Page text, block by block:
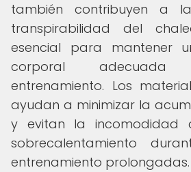
también contribuyen a
transpirabilidad del
esencial para mantener
corporal
entrenamiento. Los
ayudan a minimizar la
y evitan la incomodidad
sobrecalentamiento
entrenamiento prolongadas.